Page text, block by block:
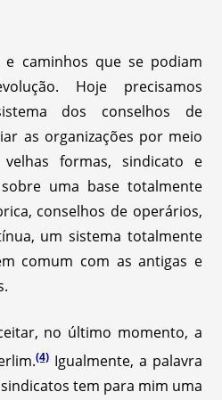
e caminhos que se podiam
Hoje precisamos
dos conselhos de
as organizações por meio
formas, sindicato e
uma base totalmente
conselhos de operários,
um sistema totalmente
comum com as antigas e
no último momento, a
(4) Igualmente, a palavra
tem para mim uma